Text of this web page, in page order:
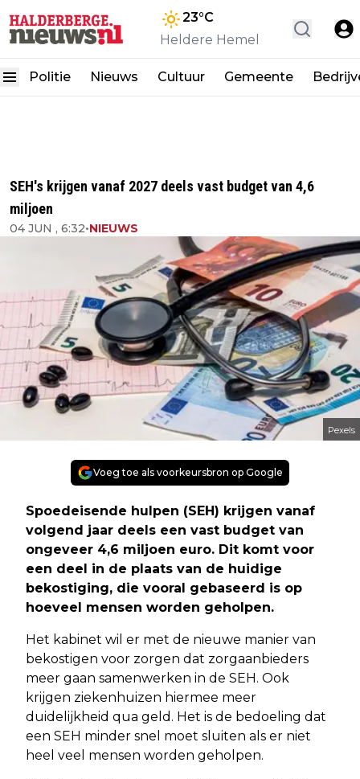
23°C
Heldere Hemel
Politie Nieuws Cultuur Gemeente
SEH's krijgen vanaf 2027 deels vast budget van 4,6
miljoen
04 JUN , 6:32•NIEUWS
Pexels
Voeg toe als voorkeursbron op Google
Spoedeisende hulpen (SEH) krijgen vanaf
volgend jaar deels een vast budget van
ongeveer 4,6 miljoen euro. Dit komt voor
een deel in de plaats van de huidige
bekostiging, die vooral gebaseerd is op
hoeveel mensen worden geholpen.
Het kabinet wil er met de nieuwe manier van
bekostigen voor zorgen dat zorgaanbieders
meer gaan samenwerken in de SEH. Ook
krijgen ziekenhuizen hiermee meer
duidelijkheid qua geld. Het is de bedoeling dat
een SEH minder snel moet sluiten als er niet
heel veel mensen worden geholpen.